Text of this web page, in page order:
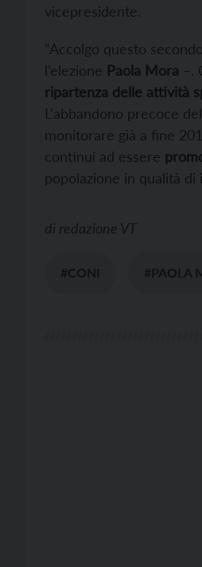
vicepresidente.
“Accolgo questo
l’elezione Paola Mora –.
ripartenza delle attività
L’abbandono precoce
monitorare già a fine
continui ad essere
popolazione in qualità
di redazione VT
#CONI #PAOLA